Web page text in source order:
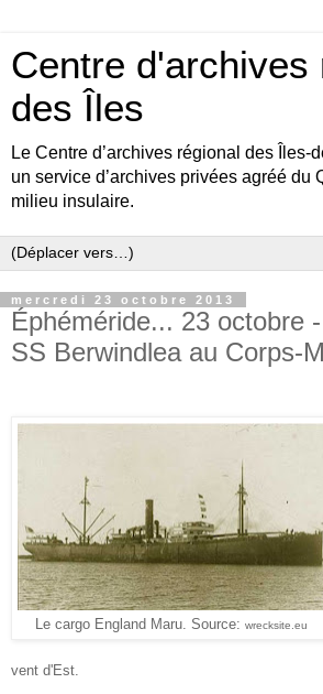
Centre d'archives
des Îles
Le Centre d’archives régional des Îles-
un service d’archives privées agréé du
milieu insulaire.
mercredi 23 octobre 2013
Éphéméride... 23 octobre
SS Berwindlea au Corps-
Le cargo England Maru. Source: wrecksite.eu
vent d'Est.